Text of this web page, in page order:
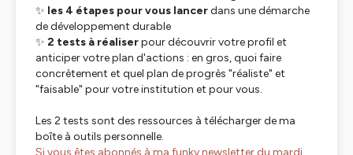
✨ les 4 étapes pour vous lancerdans une démarche
de développement durable
✨ 2 tests à réaliserpour découvrir votre profil et
anticiper votre plan d'actions : en gros, quoi faire
concrètement et quel plan de progrès "réaliste" et
"faisable" pour votre institution et pour vous.
Les 2 tests sont des ressources à télécharger de ma
boîte à outils personnelle.
Si vous êtes abonnés à ma funky newsletter du mardi ,